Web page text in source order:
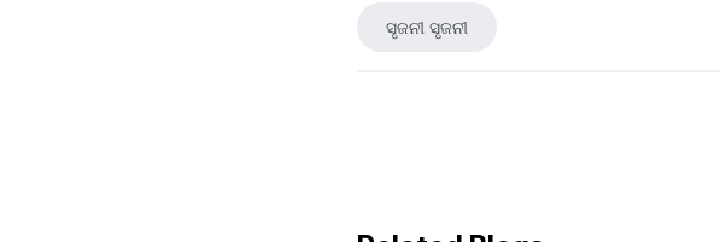
ସୃଜନୀ ସୃଜନୀ